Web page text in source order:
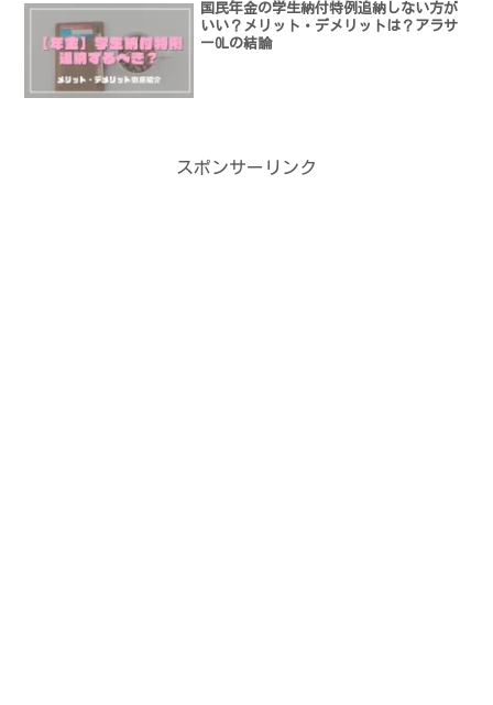
国民年金の学生納付特例追納しない方が
いい？メリット・デメリットは？アラサ
ーOLの結論
スポンサーリンク